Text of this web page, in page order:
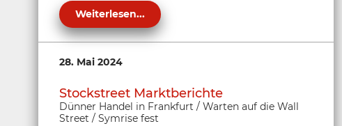
Weiterlesen...
28. Mai 2024
Stockstreet Marktberichte
Dünner Handel in Frankfurt / Warten auf die Wall
Street / Symrise fest